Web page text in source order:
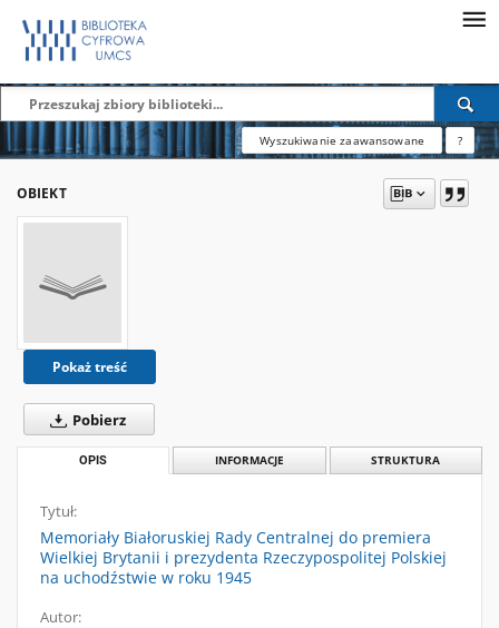
Wyszukiwanie zaawansowane ?
OBIEKT
Pokaż treść
Pobierz
OPIS INFORMACJE STRUKTURA
Tytuł:
Memoriały Białoruskiej Rady Centralnej do premiera
Wielkiej Brytanii i prezydenta Rzeczypospolitej Polskiej
na uchodźstwie w roku 1945
Autor: